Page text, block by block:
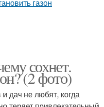
сохнет.
(2 фото)
дач не любят, когда